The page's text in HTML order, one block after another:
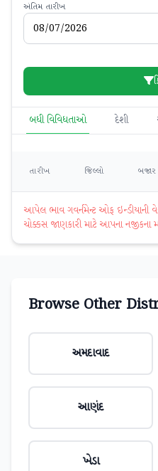
અંતિમ તારીખ
બધી વિવિધતાઓ દેશી
તારીખ જિલ્લો બજાર
આપેલ ભાવ ગવર્નમેન્ટ ઓફ
ચોક્કસ જાણકારી માટે આપના નજીકના
Browse Other
અમદાવાદ
આણંદ
ખેડા